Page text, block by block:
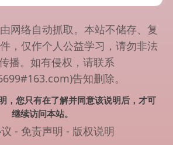
网络自动抓取。本站不储存、复
，仅作个人公益学习，请勿非法
播。如有侵权，请联系
告知删除。
，您只有在了解并同意该说明后，才可
继续访问本站。
- 免责声明 - 版权说明